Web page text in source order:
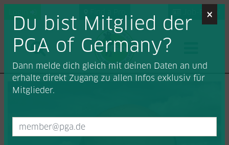
Job-Portal
×
Du bist Mitglied der
PGA of Germany?
Dann melde dich gleich mit deinen Daten an und
erhalte direkt Zugang zu allen Infos exklusiv für
Mitglieder.